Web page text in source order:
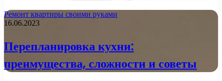
Ремонт квартиры своими руками
16.06.2023
Перепланировка кухни:
преимущества, сложности и советы